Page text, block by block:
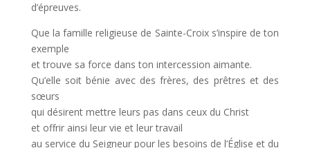
d’épreuves.
Que la famille religieuse de Sainte-Croix s’inspire de ton
exemple
et trouve sa force dans ton intercession aimante.
Qu’elle soit bénie avec des frères, des prêtres et des
sœurs
qui désirent mettre leurs pas dans ceux du Christ
et offrir ainsi leur vie et leur travail
au service du Seigneur pour les besoins de l’Église et du